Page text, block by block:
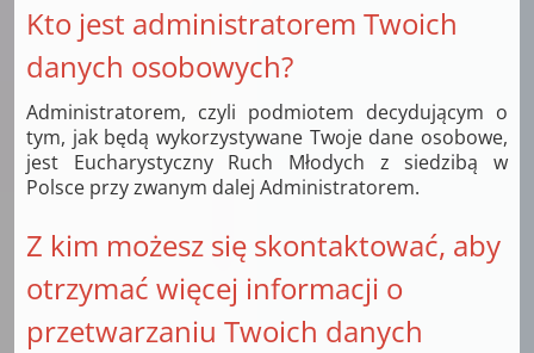
Kto jest administratorem Twoich
danych osobowych?
Administratorem, czyli podmiotem decydującym o
tym, jak będą wykorzystywane Twoje dane osobowe,
jest Eucharystyczny Ruch Młodych z siedzibą w
Polsce przy zwanym dalej Administratorem.
Z kim możesz się skontaktować, aby
otrzymać więcej informacji o
przetwarzaniu Twoich danych